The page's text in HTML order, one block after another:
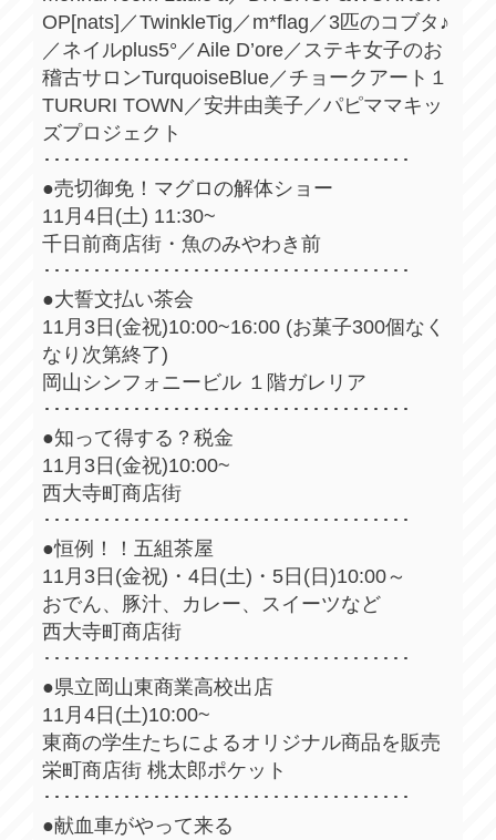
OP[nats]／TwinkleTig／m*flag／3匹のコブタ♪
／ネイルplus5°／Aile D’ore／ステキ女子のお
稽古サロンTurquoiseBlue／チョークアート１
TURURI TOWN／安井由美子／パピママキッ
ズプロジェクト
･････････････････････････････････････
●売切御免！マグロの解体ショー
11月4日(土) 11:30~
千日前商店街・魚のみやわき前
･････････････････････････････････････
●大誓文払い茶会
11月3日(金祝)10:00~16:00 (お菓子300個なく
なり次第終了)
岡山シンフォニービル １階ガレリア
･････････････････････････････････････
●知って得する？税金
11月3日(金祝)10:00~
西大寺町商店街
･････････････････････････････････････
●恒例！！五組茶屋
11月3日(金祝)・4日(土)・5日(日)10:00～
おでん、豚汁、カレー、スイーツなど
西大寺町商店街
･････････････････････････････････････
●県立岡山東商業高校出店
11月4日(土)10:00~
東商の学生たちによるオリジナル商品を販売
栄町商店街 桃太郎ポケット
･････････････････････････････････････
●献血車がやって来る